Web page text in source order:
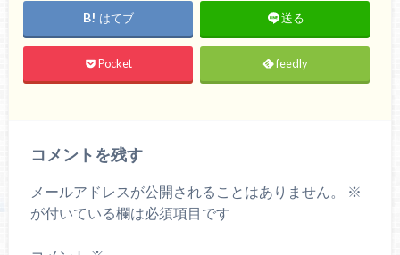
はてブ 送る
Pocket feedly
コメントを残す
メールアドレスが公開されることはありません。
※
が付いている欄は必須項目です